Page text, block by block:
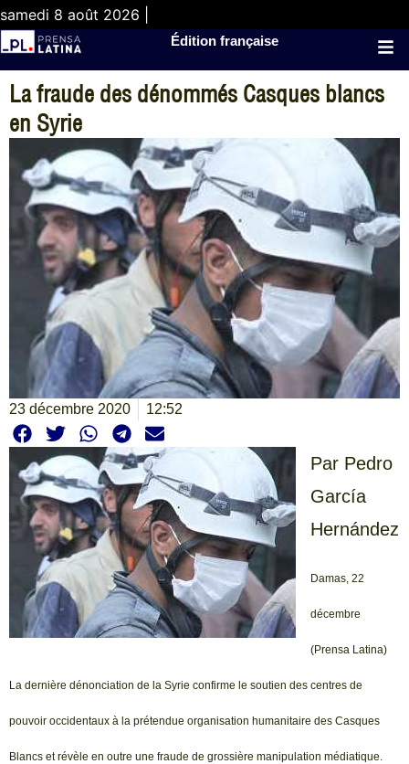
samedi 8 août 2026 |
Édition française
La fraude des dénommés Casques blancs
en Syrie
23 décembre 2020 12:52
Par Pedro
García
Hernández
Damas, 22
décembre
(Prensa Latina)
La dernière dénonciation de la Syrie confirme le soutien des centres de
pouvoir occidentaux à la prétendue organisation humanitaire des Casques
Blancs et révèle en outre une fraude de grossière manipulation médiatique.